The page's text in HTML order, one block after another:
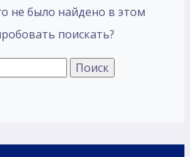
не было найдено в этом
поискать?